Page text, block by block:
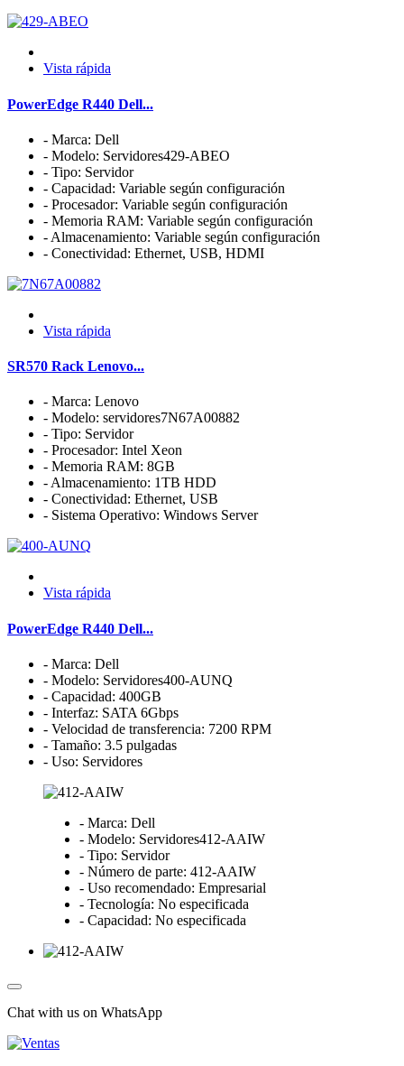
Vista rápida
PowerEdge R440 Dell...
- Marca: Dell
- Modelo: Servidores429-ABEO
- Tipo: Servidor
- Capacidad: Variable según configuración
- Procesador: Variable según configuración
- Memoria RAM: Variable según configuración
- Almacenamiento: Variable según configuración
- Conectividad: Ethernet, USB, HDMI
Vista rápida
SR570 Rack Lenovo...
- Marca: Lenovo
- Modelo: servidores7N67A00882
- Tipo: Servidor
- Procesador: Intel Xeon
- Memoria RAM: 8GB
- Almacenamiento: 1TB HDD
- Conectividad: Ethernet, USB
- Sistema Operativo: Windows Server
Vista rápida
PowerEdge R440 Dell...
- Marca: Dell
- Modelo: Servidores400-AUNQ
- Capacidad: 400GB
- Interfaz: SATA 6Gbps
- Velocidad de transferencia: 7200 RPM
- Tamaño: 3.5 pulgadas
- Uso: Servidores
- Marca: Dell
- Modelo: Servidores412-AAIW
- Tipo: Servidor
- Número de parte: 412-AAIW
- Uso recomendado: Empresarial
- Tecnología: No especificada
- Capacidad: No especificada
Chat with us on WhatsApp